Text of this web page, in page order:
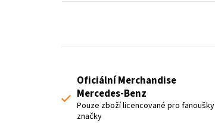
Oficiální Merchandise
Mercedes-Benz
Pouze zboží licencované pro fanoušky
značky